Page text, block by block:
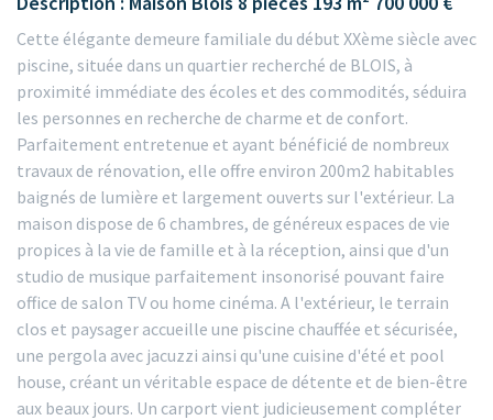
Cette élégante demeure familiale du début XXème siècle avec
piscine, située dans un quartier recherché de BLOIS, à
proximité immédiate des écoles et des commodités, séduira
les personnes en recherche de charme et de confort.
Parfaitement entretenue et ayant bénéficié de nombreux
travaux de rénovation, elle offre environ 200m2 habitables
baignés de lumière et largement ouverts sur l'extérieur. La
maison dispose de 6 chambres, de généreux espaces de vie
propices à la vie de famille et à la réception, ainsi que d'un
studio de musique parfaitement insonorisé pouvant faire
office de salon TV ou home cinéma. A l'extérieur, le terrain
clos et paysager accueille une piscine chauffée et sécurisée,
une pergola avec jacuzzi ainsi qu'une cuisine d'été et pool
house, créant un véritable espace de détente et de bien-être
aux beaux jours. Un carport vient judicieusement compléter